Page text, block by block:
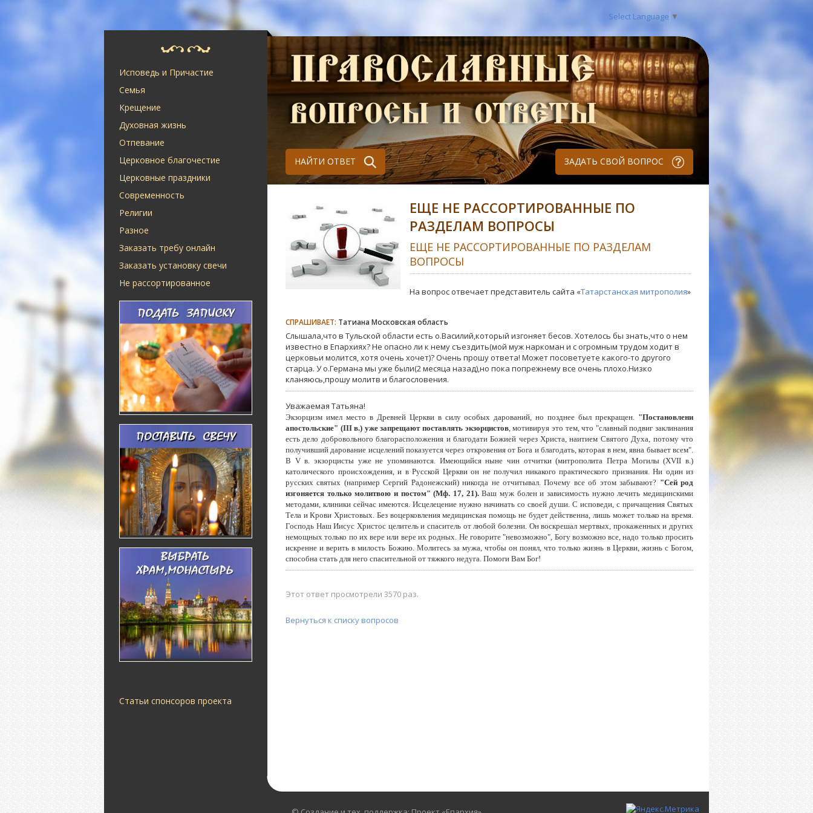
Select Language ▼
Исповедь и Причастие
Семья
Крещение
Духовная жизнь
Отпевание
Церковное благочестие
Церковные праздники
Современность
Религии
Разное
Заказать требу онлайн
Заказать установку свечи
Не рассортированное
Статьи спонсоров проекта
НАЙТИ ОТВЕТ ЗАДАТЬ СВОЙ ВОПРОС
ЕЩЕ НЕ РАССОРТИРОВАННЫЕ ПО
РАЗДЕЛАМ ВОПРОСЫ
ЕЩЕ НЕ РАССОРТИРОВАННЫЕ ПО РАЗДЕЛАМ
ВОПРОСЫ
На вопрос отвечает представитель сайта «Татарстанская митрополия»
СПРАШИВАЕТ: Татиана Московская область
Слышала,что в Тульской области есть о.Василий,который изгоняет бесов. Хотелось бы знать,что о нем
известно в Епархиях? Не опасно ли к нему съездить(мой муж наркоман и с огромным трудом ходит в
церковьи молится, хотя очень хочет)? Очень прошу ответа! Может посоветуете какого-то другого
старца. У о.Германа мы уже были(2 месяца назад),но пока попрежнему все очень плохо.Низко
кланяюсь,прошу молитв и благословения.
Уважаемая Татьяна!
Экзорцизм имел место в Древней Церкви в силу особых дарований, но позднее был прекращен. "Постановлени
апостольские" (III в.) уже запрещают поставлять экзорцистов, мотивируя это тем, что "славный подвиг заклинания
есть дело добровольного благорасположения и благодати Божией через Христа, нaитиeм Святого Духа, потому что
получивший дарование исцелений показуется через откровения от Бога и благодать, которая в нем, явна бывает всем".
В V в. экзорцисты уже не упоминаются. Имеющийся ныне чин отчитки (митрополита Петра Могилы (XVII в.)
католического происхождения, и в Русской Церкви он не получил никакого практического признания. Ни один из
русских святых (например Сергий Радонежский) никогда не отчитывал. Почему все об этом забывают? "Сей род
изгоняется только молитвою и постом" (Мф. 17, 21).Ваш муж болен и зависимость нужно лечить медицинскими
методами, клиники сейчас имеются. Исцелецение нужно начинать со своей души. С исповеди, с причащения Святых
Тела и Крови Христовых. Без воцерковления медицинская помощь не будет действенна, лишь может только на время.
Господь Наш Иисус Христос целитель и спаситель от любой болезни. Он воскрешал мертвых, прокаженных и других
немощных только по их вере или вере их родных. Не говорите "невозможно", Богу возможно все, надо только просить
искренне и верить в милость Божию. Молитесь за мужа, чтобы он понял, что только жизнь в Церкви, жизнь с Богом,
способна стать для него спасительной от тяжкого недуга. Помоги Вам Бог!
Этот ответ просмотрели 3570 раз.
Вернуться к списку вопросов